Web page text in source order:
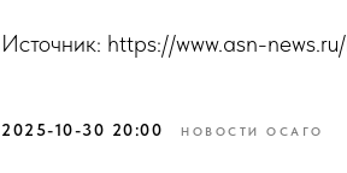
Источник: https://www.asn-
2025-10-30 20:00 НОВОСТИ ОСАГО